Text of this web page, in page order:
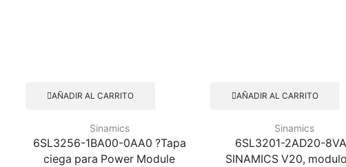
AÑADIR AL CARRITO
Sinamics
6SL3256-1BA00-0AA0 ?Tapa
ciega para Power Module
AÑADIR AL CARRITO
Sinamics
6SL3201-2AD20-
SINAMICS V20,